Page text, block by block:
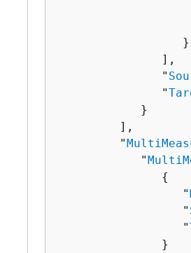
                  }
               ],
               "
               "
            }
         ],
         "
            "
{
                  "
                  "
                  "
               }